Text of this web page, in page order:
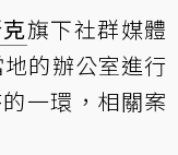
旗下社群媒體
的辦公室進行
一環，相關案